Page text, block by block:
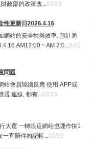
政部的政策改...04/23
性更新日2026.4.16
網站的安全性與效率, 預計將
AM12:00 ~ AM 2:0...04/1
問題
站會員陸續反應 使用 APP或
器 連線, 都有...10/23
大運 一轉眼這網站也運作快1
一直陪伴的記帳...02/19